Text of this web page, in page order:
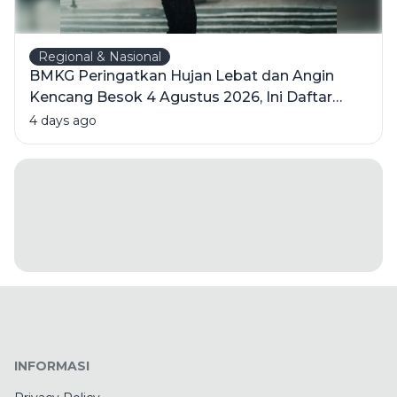
Regional & Nasional
BMKG Peringatkan Hujan Lebat dan Angin
Kencang Besok 4 Agustus 2026, Ini Daftar
Wilayahnya
4 days ago
INFORMASI